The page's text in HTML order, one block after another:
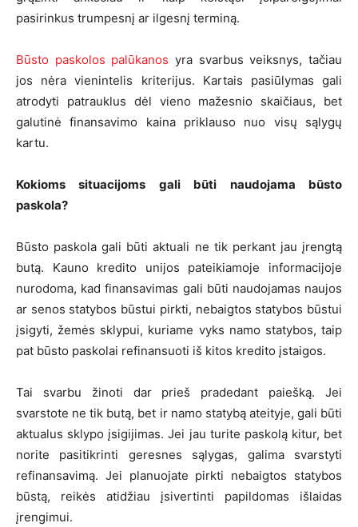
pasirinkus trumpesnį ar ilgesnį terminą.
Būsto paskolos palūkanos yra svarbus veiksnys, tačiau
jos nėra vienintelis kriterijus. Kartais pasiūlymas gali
atrodyti patrauklus dėl vieno mažesnio skaičiaus, bet
galutinė finansavimo kaina priklauso nuo visų sąlygų
kartu.
Kokioms situacijoms gali būti naudojama būsto
paskola?
Būsto paskola gali būti aktuali ne tik perkant jau įrengtą
butą. Kauno kredito unijos pateikiamoje informacijoje
nurodoma, kad finansavimas gali būti naudojamas naujos
ar senos statybos būstui pirkti, nebaigtos statybos būstui
įsigyti, žemės sklypui, kuriame vyks namo statybos, taip
pat būsto paskolai refinansuoti iš kitos kredito įstaigos.
Tai svarbu žinoti dar prieš pradedant paiešką. Jei
svarstote ne tik butą, bet ir namo statybą ateityje, gali būti
aktualus sklypo įsigijimas. Jei jau turite paskolą kitur, bet
norite pasitikrinti geresnes sąlygas, galima svarstyti
refinansavimą. Jei planuojate pirkti nebaigtos statybos
būstą, reikės atidžiau įsivertinti papildomas išlaidas
įrengimui.